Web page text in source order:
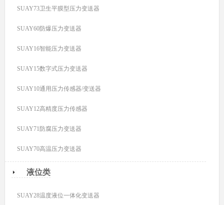
SUAY73卫生平膜型压力变送器
SUAY60防爆压力变送器
SUAY16智能压力变送器
SUAY15数字式压力变送器
SUAY10通用压力传感器/变送器
SUAY12高精度压力传感器
SUAY71防腐压力变送器
SUAY70高温压力变送器
液位类
SUAY28温度液位一体化变送器